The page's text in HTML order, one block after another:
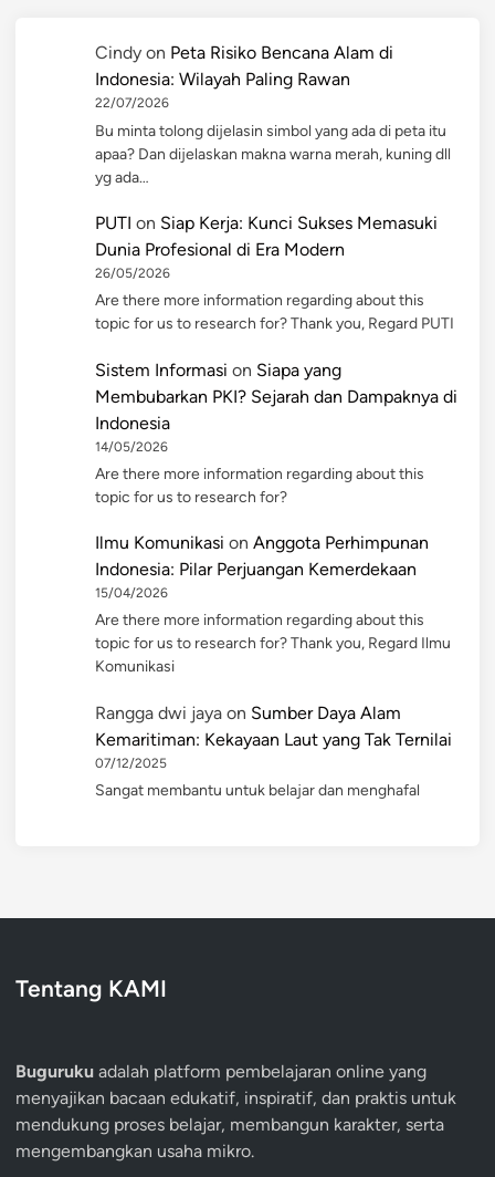
Cindy on Peta Risiko Bencana Alam di
Indonesia: Wilayah Paling Rawan
22/07/2026
Bu minta tolong dijelasin simbol yang ada di peta itu
apaa? Dan dijelaskan makna warna merah, kuning dll
yg ada…
PUTI on Siap Kerja: Kunci Sukses Memasuki
Dunia Profesional di Era Modern
26/05/2026
Are there more information regarding about this
topic for us to research for? Thank you, Regard PUTI
Sistem Informasi on Siapa yang
Membubarkan PKI? Sejarah dan Dampaknya di
Indonesia
14/05/2026
Are there more information regarding about this
topic for us to research for?
Ilmu Komunikasi on Anggota Perhimpunan
Indonesia: Pilar Perjuangan Kemerdekaan
15/04/2026
Are there more information regarding about this
topic for us to research for? Thank you, Regard Ilmu
Komunikasi
Rangga dwi jaya on Sumber Daya Alam
Kemaritiman: Kekayaan Laut yang Tak Ternilai
07/12/2025
Sangat membantu untuk belajar dan menghafal
Tentang KAMI
Buguruku adalah platform pembelajaran online yang
menyajikan bacaan edukatif, inspiratif, dan praktis untuk
mendukung proses belajar, membangun karakter, serta
mengembangkan usaha mikro.